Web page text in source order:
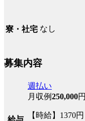
寮・社宅 なし
募集内容
給与
週払い
月収例250,000円
【時給】1370円